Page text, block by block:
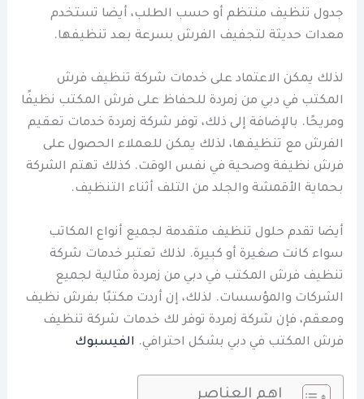
جدول تنظيف منتظم أو حسب الطلب، أيضا تستخدم
معدات حديثة لتجفيف الفرش بسرعة بعد تنظيفها.
لذلك يمكن الاعتماد على خدمات شركة تنظيف فرش
المكتب في دبي من زمردة للحفاظ على فرش المكتب نظيفًا
ومريحًا. بالإضافة إلى ذلك، توفر شركة زمردة خدمات تعقيم
الفرش مع تنظيفها، لذلك يمكن للعملاء الحصول على
فرش نظيفة وصحية في نفس الوقت. كذلك تهتم الشركة
بحماية الأقمشة والجلد من التلف أثناء التنظيف.
أيضا تقدم حلول تنظيف متقدمة لجميع أنواع المكاتب
سواء كانت صغيرة أو كبيرة. لذلك تعتبر خدمات شركة
تنظيف فرش المكتب في دبي من زمردة مثالية لجميع
الشركات والمؤسسات. لذلك، إن أردت مكتبًا بفرش نظيف
ومعقم، فإن شركة زمردة توفر لك خدمات شركة تنظيف
فرش المكتب في دبي بشكل احترافي. الفيسبوك
اهم العناصر